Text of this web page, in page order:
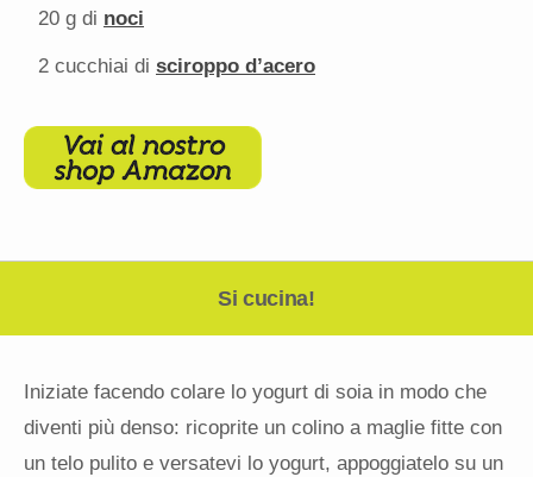
20 g di noci
2 cucchiai di sciroppo d’acero
Si cucina!
Iniziate facendo colare lo yogurt di soia in modo che
diventi più denso: ricoprite un colino a maglie fitte con
un telo pulito e versatevi lo yogurt, appoggiatelo su un